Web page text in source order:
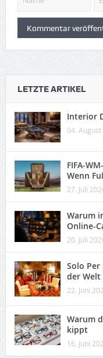
LETZTE ARTIKEL
Interior
04. August
FIFA-
Wenn
27. Juli
Warum
Online-
20. Juli
Solo Per
der Welt
22. Juni
Warum
kippt
16. Juni